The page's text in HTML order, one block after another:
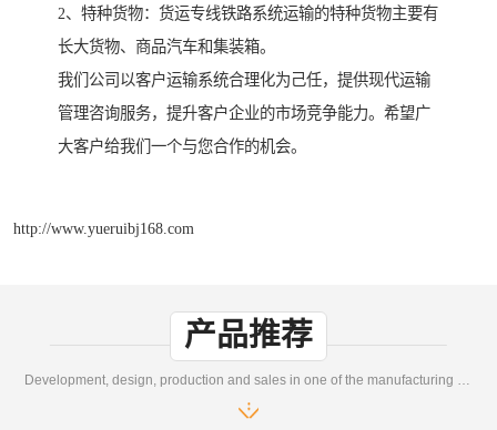
2、特种货物：货运专线铁路系统运输的特种货物主要有
长大货物、商品汽车和集装箱。
我们公司以客户运输系统合理化为己任，提供现代运输
管理咨询服务，提升客户企业的市场竞争能力。希望广
大客户给我们一个与您合作的机会。
http://www.yueruibj168.com
产品推荐
Development, design, production and sales in one of the manufacturing enterprises